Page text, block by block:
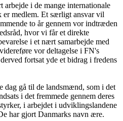
arbejde i de mange internationale
er medlem. Et særligt ansvar vil
to år gennem vor indtræden
hvor vi får et direkte
i et nært samarbejde med
vor deltagelse i FN's
fortsat yde et bidrag i fredens
dag gå til de landsmænd, som i det
i det fremmede gennem deres
i arbejdet i udviklingslandene
har gjort Danmarks navn ære.